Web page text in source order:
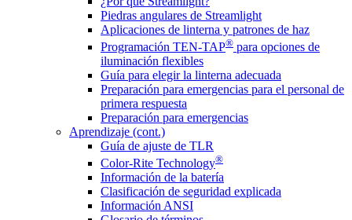
Piedras angulares de Streamlight
Aplicaciones de linterna y patrones de haz
Programación TEN-TAP® para opciones de
iluminación flexibles
Guía para elegir la linterna adecuada
Preparación para emergencias para el personal de
primera respuesta
Preparación para emergencias
Aprendizaje (cont.)
Guía de ajuste de TLR
Color-Rite Technology®
Información de la batería
Clasificación de seguridad explicada
Información ANSI